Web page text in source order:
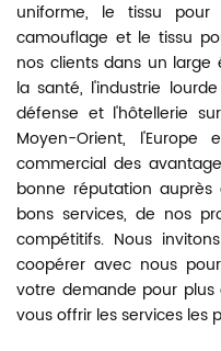
uniforme, le tissu
camouflage et le tissu
nos clients dans un
la santé, l'industrie
défense et l'hôtellerie
Moyen-Orient,
commercial des
bonne réputation
bons services, de nos
compétitifs. Nous
coopérer avec nous
votre demande pour
vous offrir les services les